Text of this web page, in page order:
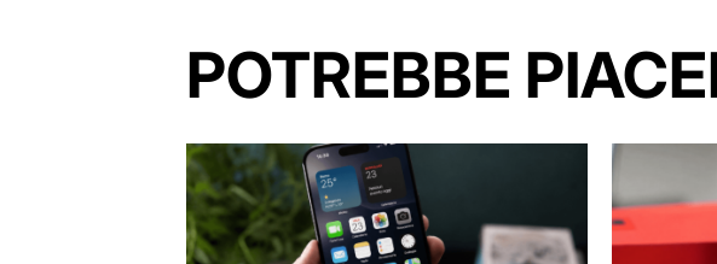
POTREBBE